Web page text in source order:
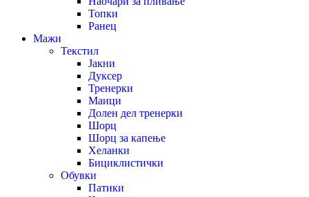
Топки
Ранец
Мажи
Текстил
Јакни
Дуксер
Тренерки
Маици
Долен дел тренерки
Шорц
Шорц за капење
Хеланки
Бициклистички
Обувки
Патики